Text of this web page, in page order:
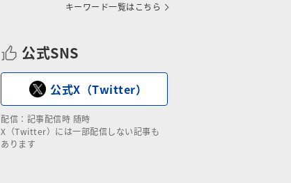
キーワード一覧はこちら
公式SNS
公式X（Twitter）
配信：記事配信時 随時
X（Twitter）には一部配信しない記事も
あります